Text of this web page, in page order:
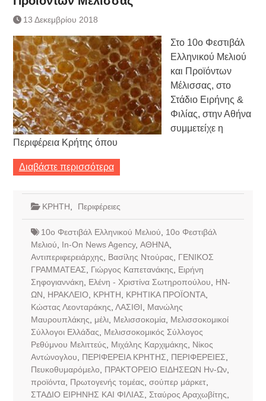
Ημερήσιο Δελτίο Τιμών
Συναλλάγματος &
Τραπεζογραμματίων 7-3-2019
Ημερήσιο Δελτίο Τιμών
Συναλλάγματος &
Τραπεζογραμματίων 4-3-2019
Κάθοδος αγροτών
13 Δεκεμβρίου 2018
Στο 10ο Φεστιβάλ
Ελληνικού Μελιού
και Προϊόντων
Μέλισσας, στο
Στάδιο Ειρήνης &
Φιλίας, στην Αθήνα
συμμετείχε η
Περιφέρεια Κρήτης όπου
Διαβάστε περισσότερα
ΚΡΗΤΗ Περιφέρειες
10ο Φεστιβάλ Ελληνικού Μελιού
10ο Φεστιβάλ
Μελιού
In-On News Agency, ΑΘΗΝΑ,
Αντιπεριφερειάρχης
Βασίλης Ντούρας
ΓΕΝΙΚΟΣ
ΓΡΑΜΜΑΤΕΑΣ
Γιώργος Καπετανάκης
Ειρήνη
Σηφογιαννάκη
Ελένη - Χριστίνα Σωτηροπούλου
ΗΝ-
ΩΝ
ΗΡΑΚΛΕΙΟ ΚΡΗΤΗ ΚΡΗΤΙΚΑ ΠΡΟΪΟΝΤΑ,
Κώστας Λεονταράκης ΛΑΣΙΘΙ
Μανώλης
Μαυρουπλάκης
μέλι, Μελισσοκομία, Μελισσοκομικοί
Σύλλογοι Ελλάδας
Μελισσοκομικός Σύλλογος
Ρεθύμνου Μελιττεύς
Μιχάλης Καρχιμάκης
Νίκος
Αντώνογλου
ΠΕΡΙΦΕΡΕΙΑ ΚΡΗΤΗΣ ΠΕΡΙΦΕΡΕΙΕΣ
Πευκοθυμαρόμελο
ΠΡΑΚΤΟΡΕΙΟ ΕΙΔΗΣΕΩΝ Ην-Ων,
προϊόντα, Πρωτογενής τομέας σούπερ μάρκετ,
ΣΤΑΔΙΟ ΕΙΡΗΝΗΣ ΚΑΙ ΦΙΛΙΑΣ
Σταύρος Αραχωβίτης